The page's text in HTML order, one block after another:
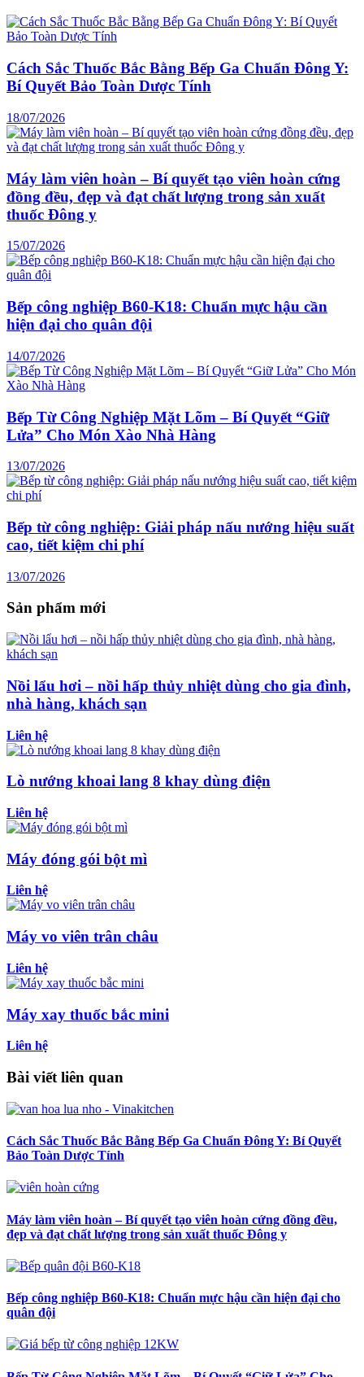
Cách Sắc Thuốc Bắc Bằng Bếp Ga Chuẩn Đông Y:
Bí Quyết Bảo Toàn Dược Tính
18/07/2026
Máy làm viên hoàn – Bí quyết tạo viên hoàn cứng
đồng đều, đẹp và đạt chất lượng trong sản xuất
thuốc Đông y
15/07/2026
Bếp công nghiệp B60-K18: Chuẩn mực hậu cần
hiện đại cho quân đội
14/07/2026
Bếp Từ Công Nghiệp Mặt Lõm – Bí Quyết “Giữ
Lửa” Cho Món Xào Nhà Hàng
13/07/2026
Bếp từ công nghiệp: Giải pháp nấu nướng hiệu suất
cao, tiết kiệm chi phí
13/07/2026
Sản phẩm mới
Nồi lẩu hơi – nồi hấp thủy nhiệt dùng cho gia đình,
nhà hàng, khách sạn
Liên hệ
Lò nướng khoai lang 8 khay dùng điện
Liên hệ
Máy đóng gói bột mì
Liên hệ
Máy vo viên trân châu
Liên hệ
Máy xay thuốc bắc mini
Liên hệ
Bài viết liên quan
Cách Sắc Thuốc Bắc Bằng Bếp Ga Chuẩn Đông Y: Bí Quyết
Bảo Toàn Dược Tính
Máy làm viên hoàn – Bí quyết tạo viên hoàn cứng đồng đều,
đẹp và đạt chất lượng trong sản xuất thuốc Đông y
Bếp công nghiệp B60-K18: Chuẩn mực hậu cần hiện đại cho
quân đội